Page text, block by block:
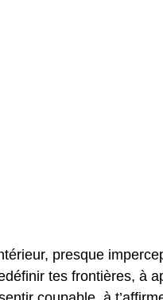
presque
tes frontières, à